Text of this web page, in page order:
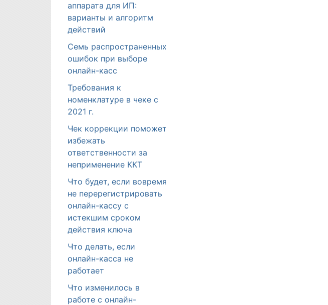
аппарата для ИП:
варианты и алгоритм
действий
Семь распространенных
ошибок при выборе
онлайн-касс
Требования к
номенклатуре в чеке с
2021 г.
Чек коррекции поможет
избежать
ответственности за
неприменение ККТ
Что будет, если вовремя
не перерегистрировать
онлайн-кассу с
истекшим сроком
действия ключа
Что делать, если
онлайн-касса не
работает
Что изменилось в
работе с онлайн-